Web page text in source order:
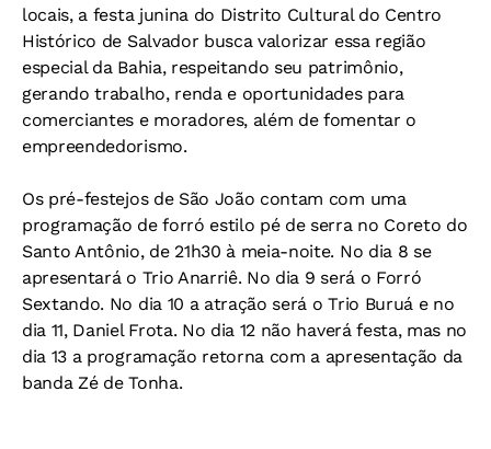
locais, a festa junina do Distrito Cultural do Centro
Histórico de Salvador busca valorizar essa região
especial da Bahia, respeitando seu patrimônio,
gerando trabalho, renda e oportunidades para
comerciantes e moradores, além de fomentar o
empreendedorismo.
Os pré-festejos de São João contam com uma
programação de forró estilo pé de serra no Coreto do
Santo Antônio, de 21h30 à meia-noite. No dia 8 se
apresentará o Trio Anarriê. No dia 9 será o Forró
Sextando. No dia 10 a atração será o Trio Buruá e no
dia 11, Daniel Frota. No dia 12 não haverá festa, mas no
dia 13 a programação retorna com a apresentação da
banda Zé de Tonha.